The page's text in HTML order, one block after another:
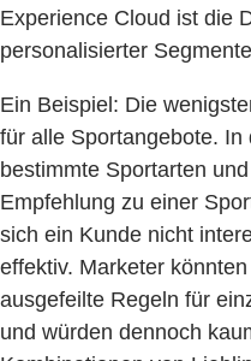
Experience Cloud ist die
personalisierter
Ein Beispiel: Die
für alle Sportangebote.
bestimmte Sportarten
Empfehlung zu einer
sich ein Kunde nicht
effektiv. Marketer
ausgefeilte Regeln für
und würden dennoch